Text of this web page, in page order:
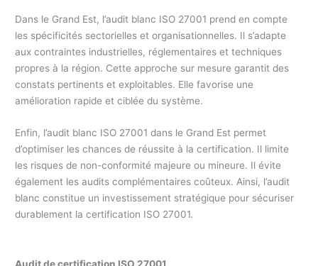
Dans le Grand Est, l’audit blanc ISO 27001 prend en compte
les spécificités sectorielles et organisationnelles. Il s’adapte
aux contraintes industrielles, réglementaires et techniques
propres à la région. Cette approche sur mesure garantit des
constats pertinents et exploitables. Elle favorise une
amélioration rapide et ciblée du système.
Enfin, l’audit blanc ISO 27001 dans le Grand Est permet
d’optimiser les chances de réussite à la certification. Il limite
les risques de non-conformité majeure ou mineure. Il évite
également les audits complémentaires coûteux. Ainsi, l’audit
blanc constitue un investissement stratégique pour sécuriser
durablement la certification ISO 27001.
Audit de certification ISO 27001